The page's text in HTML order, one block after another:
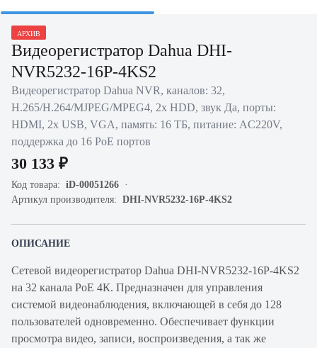
АРХИВ
Видеорегистратор Dahua DHI-
NVR5232-16P-4KS2
Видеорегистратор Dahua NVR, каналов: 32,
H.265/H.264/MJPEG/MPEG4, 2x HDD, звук Да, порты:
HDMI, 2x USB, VGA, память: 16 ТБ, питание: AC220V,
поддержка до 16 PoE портов
30 133 ₽
Код товара: iD-00051266
Артикул производителя: DHI-NVR5232-16P-4KS2
ОПИСАНИЕ
Сетевой видеорегистратор Dahua DHI-NVR5232-16P-4KS2
на 32 канала PoE 4К. Предназначен для управления
системой видеонаблюдения, включающей в себя до 128
пользователей одновременно. Обеспечивает функции
просмотра видео, записи, воспроизведения, а так же